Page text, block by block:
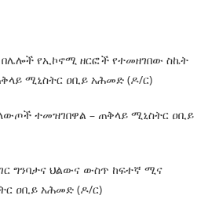
በሌሎች የኢኮኖሚ ዘርፎች የተመዘገበው ስኬት
ሚኒስትር ዐቢይ አሕመድ (ዶ/ር)
ተመዝገበዋል – ጠቅላይ ሚኒስትር ዐቢይ
ግንባታና ህልውና ውስጥ ከፍተኛ ሚና
ዐቢይ አሕመድ (ዶ/ር)